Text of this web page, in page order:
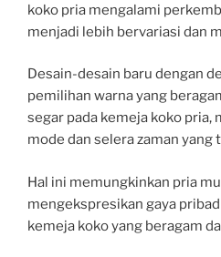
koko pria mengalami
menjadi lebih bervariasi dan
Desain-desain baru dengan
pemilihan warna yang
segar pada kemeja koko
mode dan selera zaman yang
Hal ini memungkinkan pria
mengekspresikan gaya
kemeja koko yang beragam